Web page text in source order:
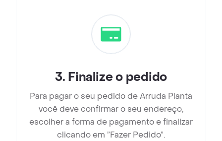
3. Finalize o pedido
Para pagar o seu pedido de Arruda Planta
você deve confirmar o seu endereço,
escolher a forma de pagamento e finalizar
clicando em ”Fazer Pedido”.